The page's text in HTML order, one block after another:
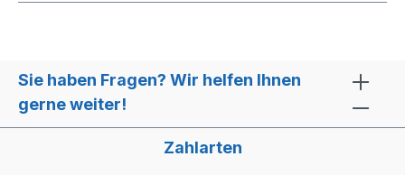
Sie haben Fragen? Wir helfen Ihnen
gerne weiter!
Zahlarten